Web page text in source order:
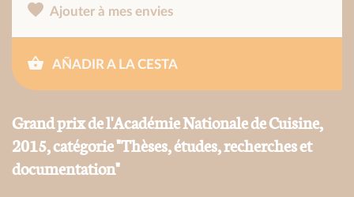
Ajouter à mes envies
AÑADIR A LA CESTA
Grand prix de l'Académie Nationale de Cuisine,
2015, catégorie "Thèses, études, recherches et
documentation"